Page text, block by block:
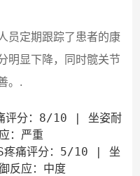
员定期跟踪了患者的康
明显下降，同时髋关节
。.
评分：8/10 | 坐姿耐
：严重
疼痛评分：5/10 | 坐
反应：中度